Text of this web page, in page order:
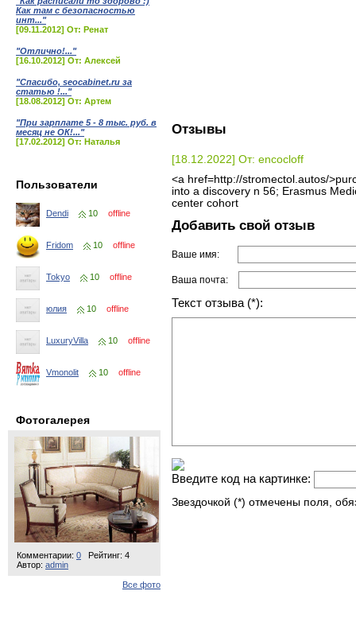
Как там с безопасностью
инт..."
[09.11.2012] От: Ренат
"Отлично!..."
[16.10.2012] От: Алексей
"Спасибо, seocabinet.ru за
статью !..."
[18.08.2012] От: Артем
"При зарплате 5 - 8 тыс. руб. в
месяц не ОК!..."
[17.02.2012] От: Наталья
Пользователи
Dendi 10 offline
Fridom 10 offline
Tokyo 10 offline
юлия 10 offline
LuxuryVilla 10 offline
Vmonolit 10 offline
Фотогалерея
Комментарии: 0
Рейтинг: 4
Автор: admin
Все фото
Отзывы
[18.12.2022] От: encocloff
<a href=http://stromectol.autos/
into a discovery n 56; Erasmus
center cohort
Добавить свой отзыв
Ваше имя:
Ваша почта:
Текст отзыва (*):
Введите код на картинке:
Звездочкой (*) отмечены поля,